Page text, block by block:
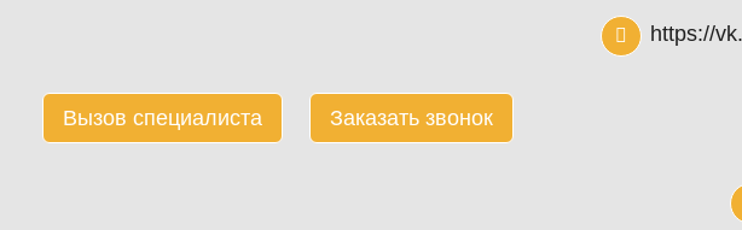
Вызов специалиста Заказать звонок
https://